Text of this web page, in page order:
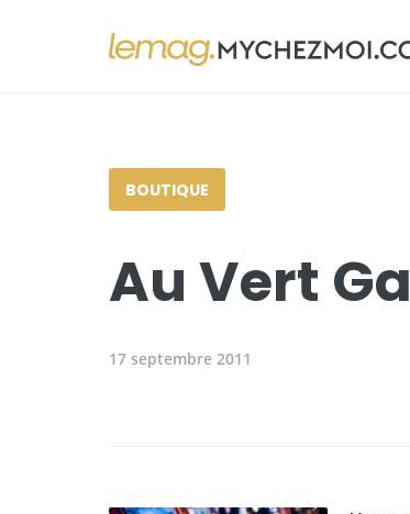
BOUTIQUE
Au Vert
17 septembre 2011